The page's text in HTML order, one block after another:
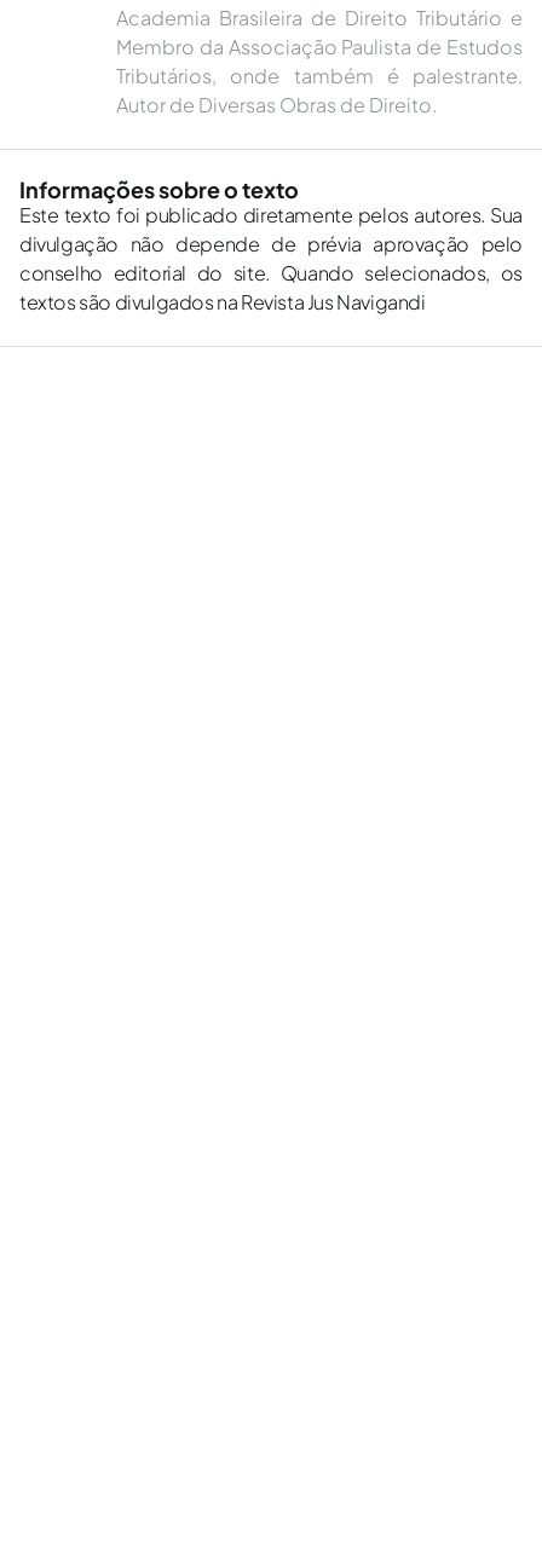
Academia Brasileira de Direito Tributário e
Membro da Associação Paulista de Estudos
Tributários, onde também é palestrante.
Autor de Diversas Obras de Direito.
Informações sobre o texto
Este texto foi publicado diretamente pelos autores. Sua
divulgação não depende de prévia aprovação pelo
conselho editorial do site. Quando selecionados, os
textos são divulgados na Revista Jus Navigandi